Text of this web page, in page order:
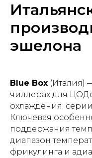
эшелона
Blue Box (Италия)
чиллерах для
охлаждения: серии
Ключевая
поддержания
диапазон
фрикулинга и